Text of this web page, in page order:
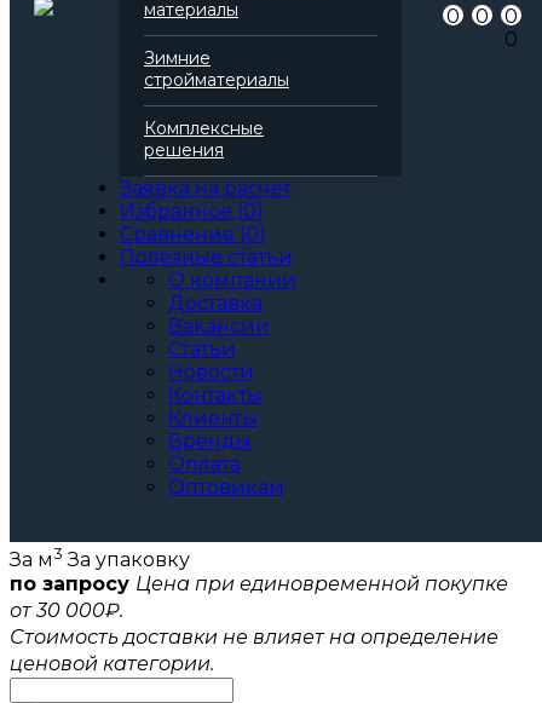
материалы
Зимние
стройматериалы
Комплексные
решения
Заявка на расчет
Избранное (0)
Сравнение (0)
Полезные статьи
О компании
Доставка
Вакансии
Статьи
Новости
Контакты
Клиенты
Бренды
Оплата
Оптовикам
0 0
0
0
Rockwool
Фасад
Ламелла
Базальтовая вата
Все характеристики
За м3 За упаковку
по запросу Цена при единовременной покупке
от 30 000₽.
Стоимость доставки не влияет на определение
ценовой категории.